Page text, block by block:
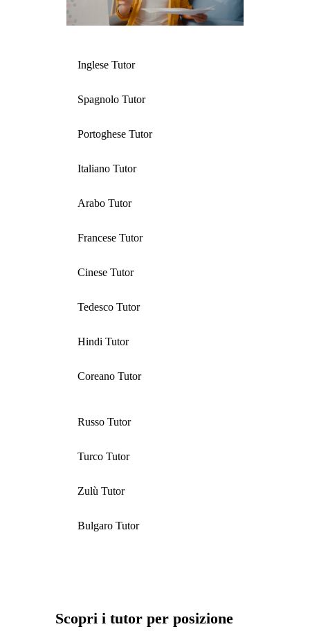
Inglese Tutor
Spagnolo Tutor
Portoghese Tutor
Italiano Tutor
Arabo Tutor
Francese Tutor
Cinese Tutor
Tedesco Tutor
Hindi Tutor
Coreano Tutor
Russo Tutor
Turco Tutor
Zulù Tutor
Bulgaro Tutor
Scopri i tutor per posizione